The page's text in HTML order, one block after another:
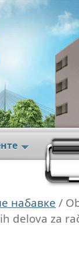
набавке /
delova za